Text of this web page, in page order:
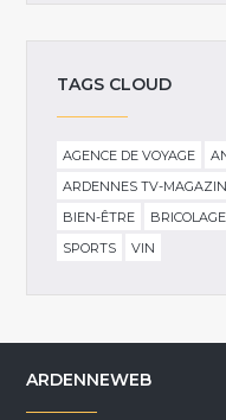
TAGS CLOUD
AGENCE DE VOYAGE
ARDENNES TV-
BIEN-ÊTRE
BRICOLAGE
SPORTS
VIN
ARDENNEWEB